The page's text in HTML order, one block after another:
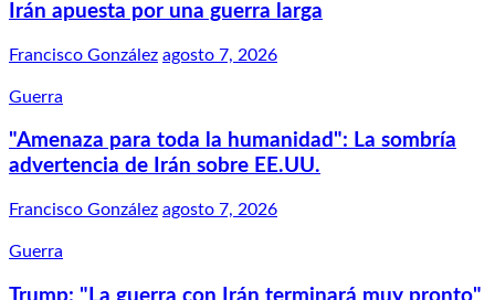
Irán apuesta por una guerra larga
Francisco González agosto 7, 2026
Guerra
"Amenaza para toda la humanidad": La sombría
advertencia de Irán sobre EE.UU.
Francisco González agosto 7, 2026
Guerra